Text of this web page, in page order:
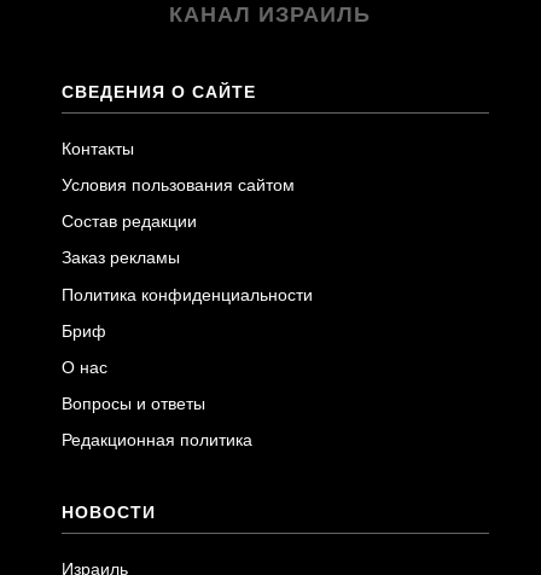
КАНАЛ ИЗРАИЛЬ
СВЕДЕНИЯ О САЙТЕ
Контакты
Условия пользования сайтом
Состав редакции
Заказ рекламы
Политика конфиденциальности
Бриф
О нас
Вопросы и ответы
Редакционная политика
НОВОСТИ
Израиль